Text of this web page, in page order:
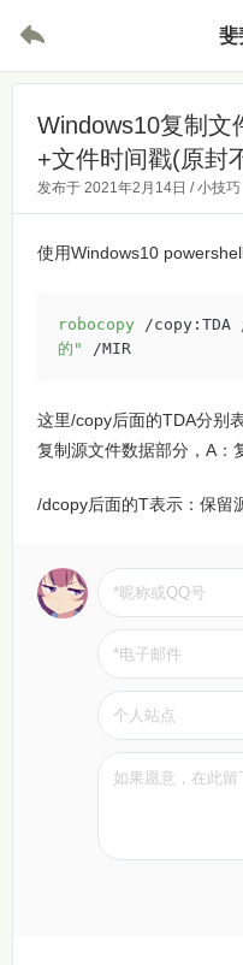
 斐
Windows10复制文
+文件时间戳(原封
发布于 2021年2月14日 /小技巧
使用Windows10
robocopy /copy:TDA
的"
/MIR
这里/copy后面的TDA分别
复制源文件数据部分，A：
/dcopy后面的T表示：保留